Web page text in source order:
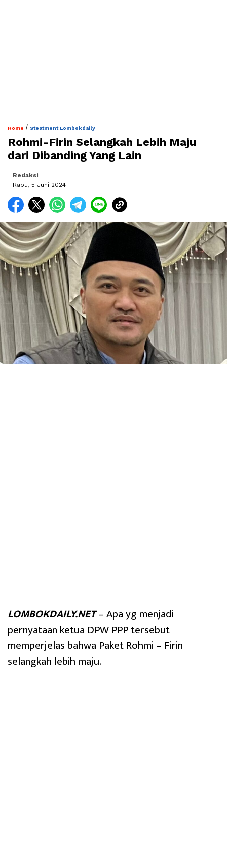
Home / Steatment Lombokdaily
Rohmi-Firin Selangkah Lebih Maju
dari Dibanding Yang Lain
Redaksi
Rabu, 5 Juni 2024
LOMBOKDAILY.NET– Apa yg menjadi
pernyataan ketua DPW PPP tersebut
memperjelas bahwa Paket Rohmi – Firin
selangkah lebih maju.